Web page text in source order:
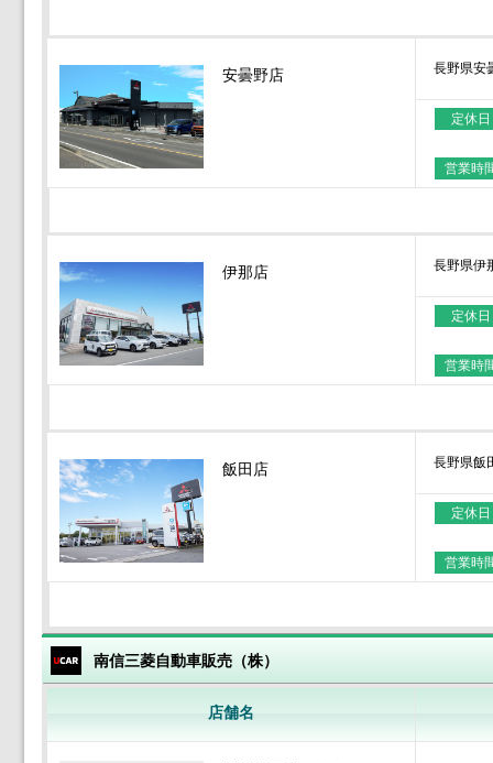
安曇野店 長野県安
定休日
営業時
伊那店 長野県伊
定休日
営業時
飯田店 長野県飯
定休日
営業時
南信三菱自動車販売（株）
店舗名